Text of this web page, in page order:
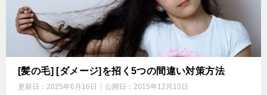
[髪の毛] [ダメージ]を招く5つの間違い対策方法
更新日： 2025年6月16日 公開日： 2015年12月13日